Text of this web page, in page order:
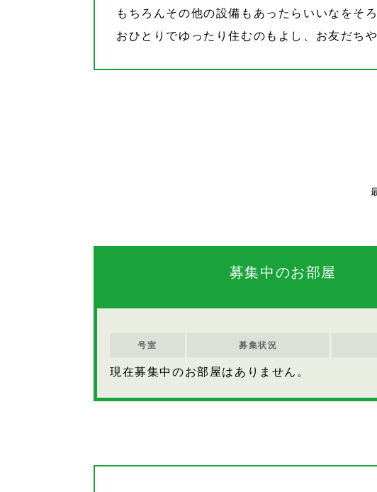
もちろんその他の設備もあったらいいなをそ
おひとりでゆったり住むのもよし、お友だち
募集中のお部屋
号室 募集状況
現在募集中のお部屋はありません。